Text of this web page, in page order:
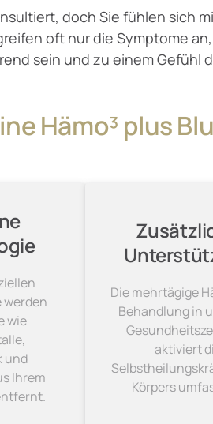
doch Sie fühlen sich
oft nur die Symptome
sein und zu einem Gefühl
Hämo³ plus
werden
wie
und
Ihrem
Die mehrtägige
Behandlung in
aktiviert
Körpers